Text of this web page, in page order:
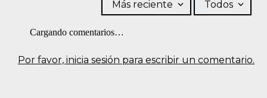
Por favor, inicia sesión para escribir un comentario.
Más reciente Todos
Cargando comentarios…